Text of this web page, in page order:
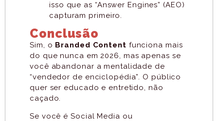
isso que as “Answer Engines” (AEO)
capturam primeiro.
Conclusão
Sim, o Branded Content funciona mais
do que nunca em 2026, mas apenas se
você abandonar a mentalidade de
“vendedor de enciclopédia”. O público
quer ser educado e entretido, não
caçado.
Se você é Social Media ou